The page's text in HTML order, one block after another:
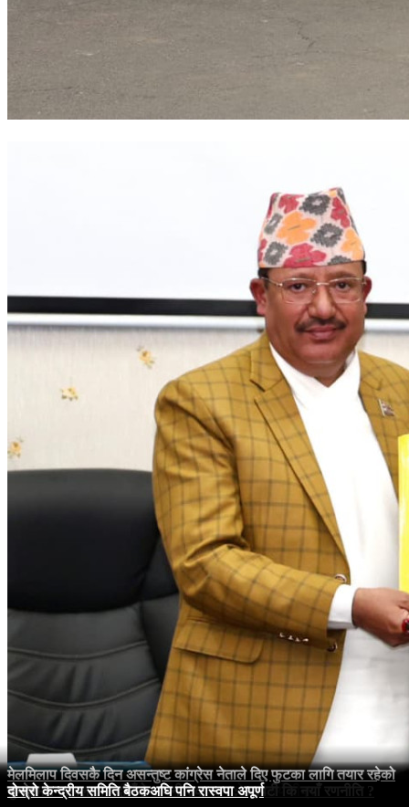
कर्णालीमा मन्त्री बन्न दौडधूप, भागबन्डामा नेकपा-एमालेको रस्साकस्सी
एमाले-नेकपा सहमति भए पनि प्रदेशमा सरकार गठन जटिल
केन्द्रको प्रभाव गण्डकीमा, सरकार फेरबदलको गृहकार्य तीव्र
पुष्पकमल दाहालको बदलिँदो राजनीतिक स्वर : छटपटी कि नयाँ रणनीति ?
मेलमिलाप दिवसकै दिन असन्तुष्ट कांग्रेस नेताले दिए फुटका लागि तयार रहेको
सन्देश
दोस्रो केन्द्रीय समिति बैठकअघि पनि रास्वपा अपूर्ण